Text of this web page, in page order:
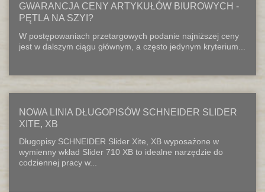
GWARANCJA CENY ARTYKUŁÓW BIUROWYCH -
PĘTLA NA SZYI?
W postępowaniach przetargowych podanie najniższej ceny
jest w dalszym ciągu głównym, a często jedynym kryterium...
NOWA LINIA DŁUGOPISÓW SCHNEIDER SLIDER
XITE, XB
Długopisy SCHNEIDER Slider Xite, XB wyposażone w
wymienny wkład Slider 710 XB to idealne narzędzie do
codziennej pracy w...